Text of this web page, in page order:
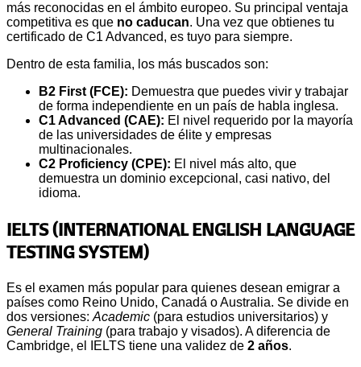
más reconocidas en el ámbito europeo. Su principal ventaja
competitiva es que no caducan. Una vez que obtienes tu
certificado de C1 Advanced, es tuyo para siempre.
Dentro de esta familia, los más buscados son:
B2 First (FCE): Demuestra que puedes vivir y trabajar
de forma independiente en un país de habla inglesa.
C1 Advanced (CAE): El nivel requerido por la mayoría
de las universidades de élite y empresas
multinacionales.
C2 Proficiency (CPE): El nivel más alto, que
demuestra un dominio excepcional, casi nativo, del
idioma.
IELTS (INTERNATIONAL ENGLISH LANGUAGE
TESTING SYSTEM)
Es el examen más popular para quienes desean emigrar a
países como Reino Unido, Canadá o Australia. Se divide en
dos versiones:Academic (para estudios universitarios) y
General Training (para trabajo y visados). A diferencia de
Cambridge, el IELTS tiene una validez de 2 años.